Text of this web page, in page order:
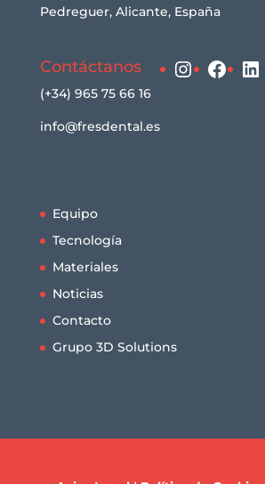
Pedreguer, Alicante, España
Contáctanos
(+34) 965 75 66 16
info@fresdental.es
Equipo
Tecnología
Materiales
Noticias
Contacto
Grupo 3D Solutions